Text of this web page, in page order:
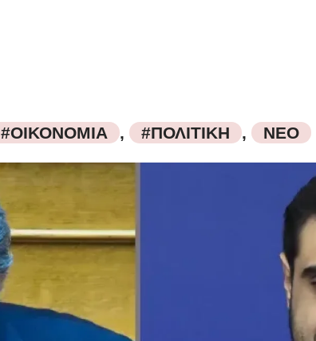
#ΟΙΚΟΝΟΜΙΑ , #ΠΟΛΙΤΙΚΗ , ΝΕΟ